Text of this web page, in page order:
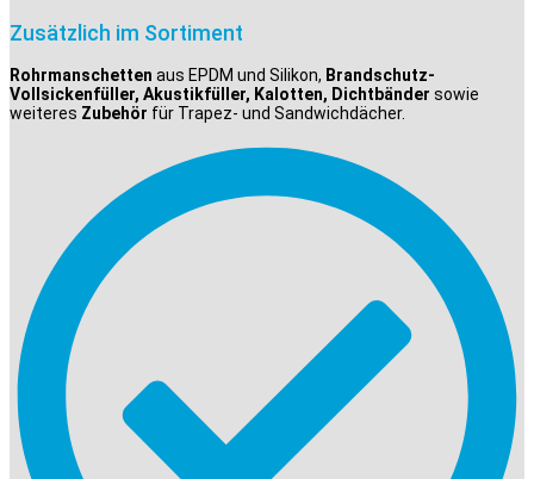
Zusätzlich im Sortiment
Rohrmanschetten aus EPDM und Silikon, Brandschutz-
Vollsickenfüller, Akustikfüller, Kalotten, Dichtbänder sowie
weiteres Zubehör für Trapez- und Sandwichdächer.